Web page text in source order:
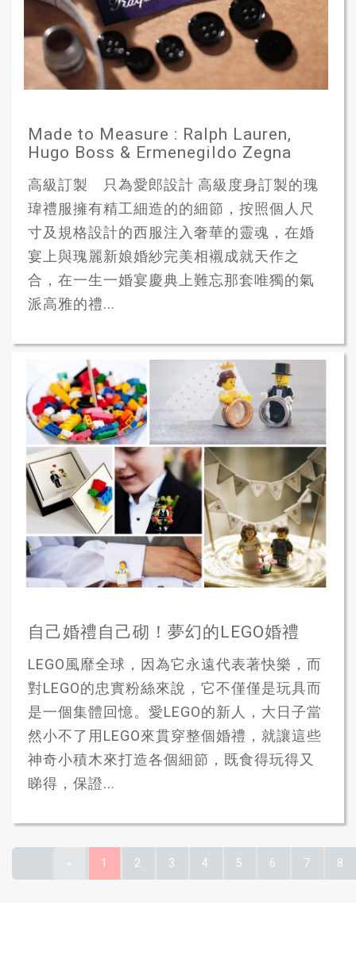
Made to Measure : Ralph Lauren,
Hugo Boss & Ermenegildo Zegna
高級訂製 只為愛郎設計 高級度身訂製的瑰
瑋禮服擁有精工細造的的細節，按照個人尺
寸及規格設計的西服注入奢華的靈魂，在婚
宴上與瑰麗新娘婚紗完美相襯成就天作之
合，在一生一婚宴慶典上難忘那套唯獨的氣
派高雅的禮...
自己婚禮自己砌！夢幻的LEGO婚禮
LEGO風靡全球，因為它永遠代表著快樂，而
對LEGO的忠實粉絲來說，它不僅僅是玩具而
是一個集體回憶。愛LEGO的新人，大日子當
然小不了用LEGO來貫穿整個婚禮，就讓這些
神奇小積木來打造各個細節，既食得玩得又
睇得，保證...
« 1 2 3 4 5 6 7 8